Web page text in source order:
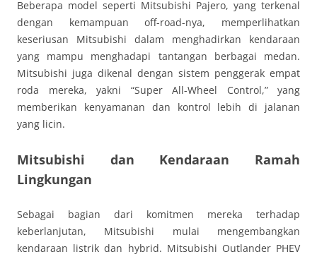
Beberapa model seperti Mitsubishi Pajero, yang terkenal
dengan kemampuan off-road-nya, memperlihatkan
keseriusan Mitsubishi dalam menghadirkan kendaraan
yang mampu menghadapi tantangan berbagai medan.
Mitsubishi juga dikenal dengan sistem penggerak empat
roda mereka, yakni “Super All-Wheel Control,” yang
memberikan kenyamanan dan kontrol lebih di jalanan
yang licin.
Mitsubishi dan Kendaraan Ramah
Lingkungan
Sebagai bagian dari komitmen mereka terhadap
keberlanjutan, Mitsubishi mulai mengembangkan
kendaraan listrik dan hybrid. Mitsubishi Outlander PHEV